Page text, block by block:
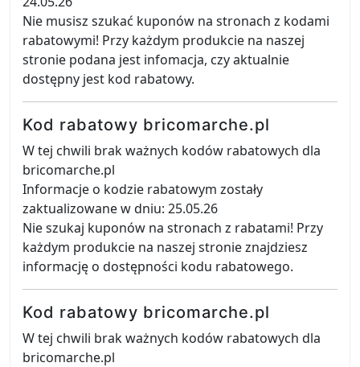
Nie musisz szukać kuponów na stronach z kodami
rabatowymi! Przy każdym produkcie na naszej
stronie podana jest infomacja, czy aktualnie
dostępny jest kod rabatowy.
Kod rabatowy bricomarche.pl
W tej chwili brak ważnych kodów rabatowych dla
bricomarche.pl
Informacje o kodzie rabatowym zostały
zaktualizowane w dniu: 25.05.26
Nie szukaj kuponów na stronach z rabatami! Przy
każdym produkcie na naszej stronie znajdziesz
informację o dostępności kodu rabatowego.
Kod rabatowy bricomarche.pl
W tej chwili brak ważnych kodów rabatowych dla
bricomarche.pl